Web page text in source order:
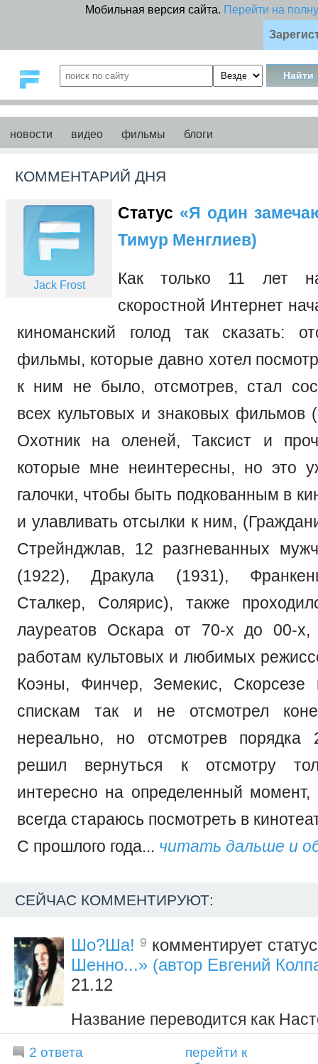
Мобильная версия сайта. Перейти на
новости видео фильмы блоги
КОММЕНТАРИЙ ДНЯ
Jack Frost
Статус «Я один
Тимур Менглиев)
Как только 11 лет
скоростной Интернет
киноманский голод так сказать:
фильмы, которые давно хотел
к ним не было, отсмотрев, стал
всех культовых и знаковых фильмов
Охотник на оленей, Таксист и
которые мне неинтересны, но это
галочки, чтобы быть подкованным в
и улавливать отсылки к ним,
Стрейнджлав, 12 разгневанных
(1922), Дракула (1931),
Сталкер, Солярис), также
лауреатов Оскара от 70-х до 00-
работам культовых и любимых
Коэны, Финчер, Земекис,
спискам так и не отсмотрел
нереально, но отсмотрев порядка
решил вернуться к отсмотру
интересно на определенный
всегда стараюсь посмотреть в
С прошлого года... читать дальше и
СЕЙЧАС КОММЕНТИРУЮТ:
Шо?Ша! 9 комментирует
Шенно...» (автор Евгений
21.12
Название переводится как
2 ответа
перейти к